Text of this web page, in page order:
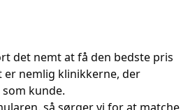
det nemt at få den bedste pris
er nemlig klinikkerne, der
kunde.